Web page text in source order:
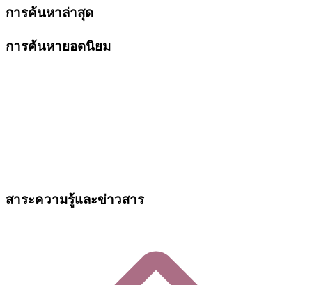
การค้นหาล่าสุด
การค้นหายอดนิยม
สาระความรู้และข่าวสาร